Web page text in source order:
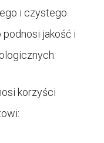
i czystego
jakość i
korzyści